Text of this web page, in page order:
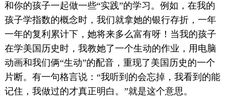
和你的孩子一起做一些“实践”的学习。例如，在我的
孩子学指数的概念时，我们就拿她的银行存折，一年
一年的复利累计下，她将来多么富有呀！当我的孩子
在学美国历史时，我教她了一个生动的作业，用电脑
动画和我们俩“生动”的配音，重现了美国历史的一个
片断。有一句格言说：“我听到的会忘掉，我看到的能
记住，我做过的才真正明白。”就是这个意思。